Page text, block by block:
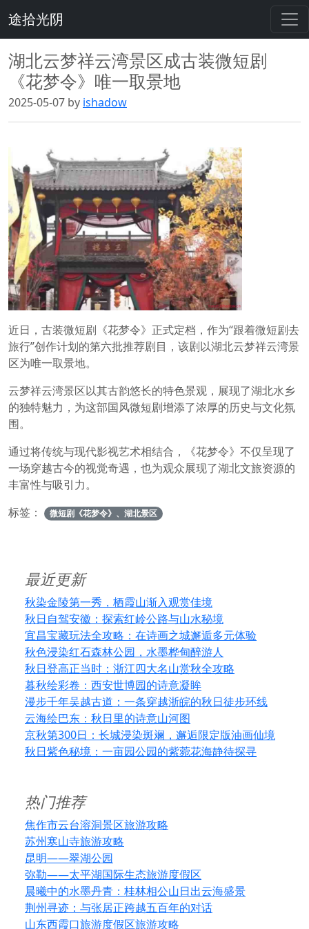
途拾光阴
湖北云梦祥云湾景区成古装微短剧
《花梦令》唯一取景地
2025-05-07 by ishadow
近日，古装微短剧《花梦令》正式定档，作为“跟着微短剧去
旅行”创作计划的第六批推荐剧目，该剧以湖北云梦祥云湾景
区为唯一取景地。
云梦祥云湾景区以其古韵悠长的特色景观，展现了湖北水乡
的独特魅力，为这部国风微短剧增添了浓厚的历史与文化氛
围。
通过将传统与现代影视艺术相结合，《花梦令》不仅呈现了
一场穿越古今的视觉奇遇，也为观众展现了湖北文旅资源的
丰富性与吸引力。
标签：
微短剧《花梦令》、湖北景区
最近更新
秋染金陵第一秀，栖霞山渐入观赏佳境
秋日自驾安徽：探索红岭公路与山水秘境
宜昌宝藏玩法全攻略：在诗画之城邂逅多元体验
秋色浸染红石森林公园，水墨桦甸醉游人
秋日登高正当时：浙江四大名山赏秋全攻略
暮秋绘彩卷：西安世博园的诗意凝眸
漫步千年吴越古道：一条穿越浙皖的秋日徒步环线
云海绘巴东：秋日里的诗意山河图
京秋第300日：长城浸染斑斓，邂逅限定版油画仙境
秋日紫色秘境：一亩园公园的紫菀花海静待探寻
热门推荐
焦作市云台溶洞景区旅游攻略
苏州寒山寺旅游攻略
昆明——翠湖公园
弥勒——太平湖国际生态旅游度假区
晨曦中的水墨丹青：桂林相公山日出云海盛景
荆州寻迹：与张居正跨越五百年的对话
山东西霞口旅游度假区旅游攻略